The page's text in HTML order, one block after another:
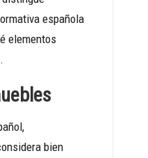
española
elementos
bien